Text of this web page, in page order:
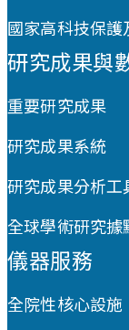
國家高科技保
研究成果與
重要研究成果
研究成果系統
研究成果分析工
全球學術研究據
儀器服務
全院性核心設施